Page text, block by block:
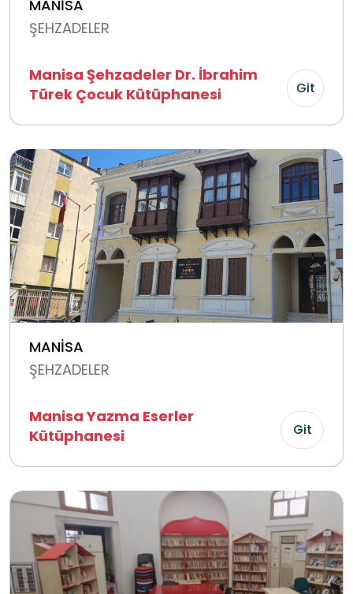
MANİSA
ŞEHZADELER
Manisa Şehzadeler Dr. İbrahim
Türek Çocuk Kütüphanesi
Git
MANİSA
ŞEHZADELER
Manisa Yazma Eserler
Kütüphanesi
Git